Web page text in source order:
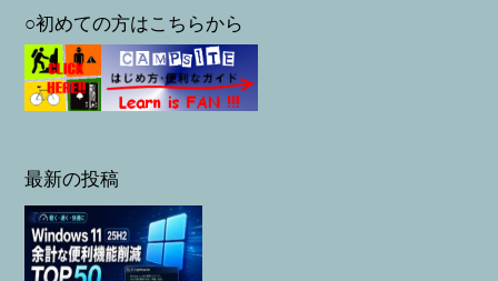
○初めての方はこちらから
最新の投稿